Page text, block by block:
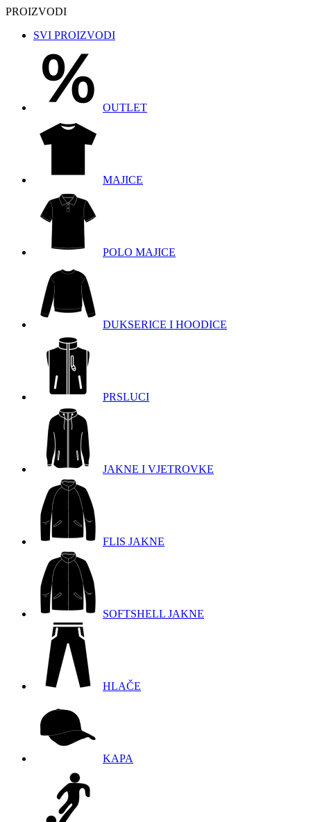
PROIZVODI
SVI PROIZVODI
OUTLET
MAJICE
POLO MAJICE
DUKSERICE I HOODICE
PRSLUCI
JAKNE I VJETROVKE
FLIS JAKNE
SOFTSHELL JAKNE
HLAČE
KAPA